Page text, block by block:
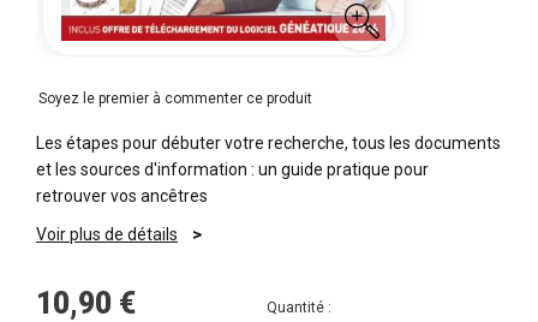
Soyez le premier à commenter ce produit
Les étapes pour débuter votre recherche, tous les documents
et les sources d'information : un guide pratique pour
retrouver vos ancêtres
Voir plus de détails
10,90 € Quantité :